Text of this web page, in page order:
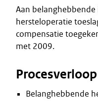
Aan
hersteloperatie
compensatie
met 2009.
Procesverloop
Belanghebbende